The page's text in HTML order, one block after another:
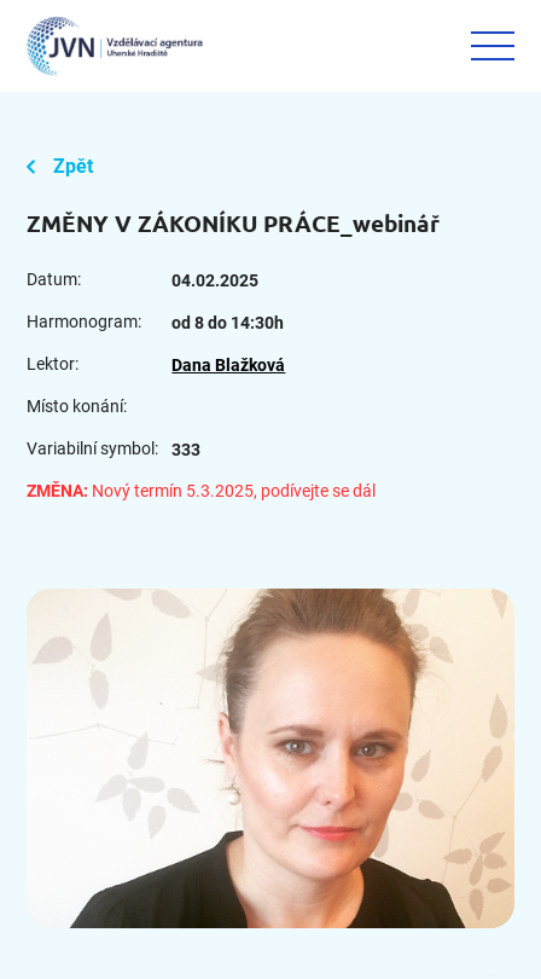
Zpět
ZMĚNY V ZÁKONÍKU PRÁCE_webinář
Datum: 04.02.2025
Harmonogram: od 8 do 14:30h
Lektor: Dana Blažková
Místo konání:
Variabilní symbol: 333
ZMĚNA: Nový termín 5.3.2025, podívejte se dál